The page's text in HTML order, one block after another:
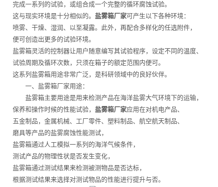
完成一系列的试验，或组合成一个完整的循环腐蚀试验。
这与现实环境是十分相似的。盐雾箱厂家可产生以下各种环境：
喷雾、干燥、湿润、以至凝露。此外，再配合多样化的任选附件，
便可创造出更多的试验环境。
盐雾箱灵活的控制器让用户随意编写其试验程序，设定不同的温度、
试验周期及循环次数，只须在箱子的额定范围内便可。
这系列盐雾箱用途非常广泛，是科研领域中的良好伙伴。
一、盐雾箱厂家用途：
盐雾箱主要用途是用来检测产品在海洋盐雾大气环境下的运输，
保养和操作时候的性能试验，盐雾箱厂家应用在对机电产品、
五金制品，金属机械、工厂零件、塑料制品、航空航天制品、
磨具等产品的盐雾腐蚀性能测试，
盐雾箱通过人工模拟一系列的海洋气候条件，
测试产品的物理性状是否发生变化，
盐雾箱通过测试结果来检测被测物品是否达标，
根据测试结果来选择对测试物品的性能进行提升与否。